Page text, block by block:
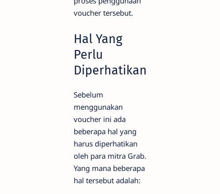
voucher tersebut.
Hal Yang
Perlu
Diperhatikan
Sebelum
menggunakan
voucher ini ada
beberapa hal yang
harus diperhatikan
oleh para mitra Grab.
Yang mana beberapa
hal tersebut adalah: